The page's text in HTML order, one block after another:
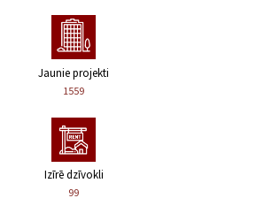
Jaunie projekti
1559
Izīrē dzīvokli
99